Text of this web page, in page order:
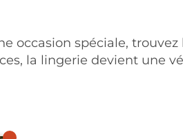
occasion spéciale,
la lingerie devient une